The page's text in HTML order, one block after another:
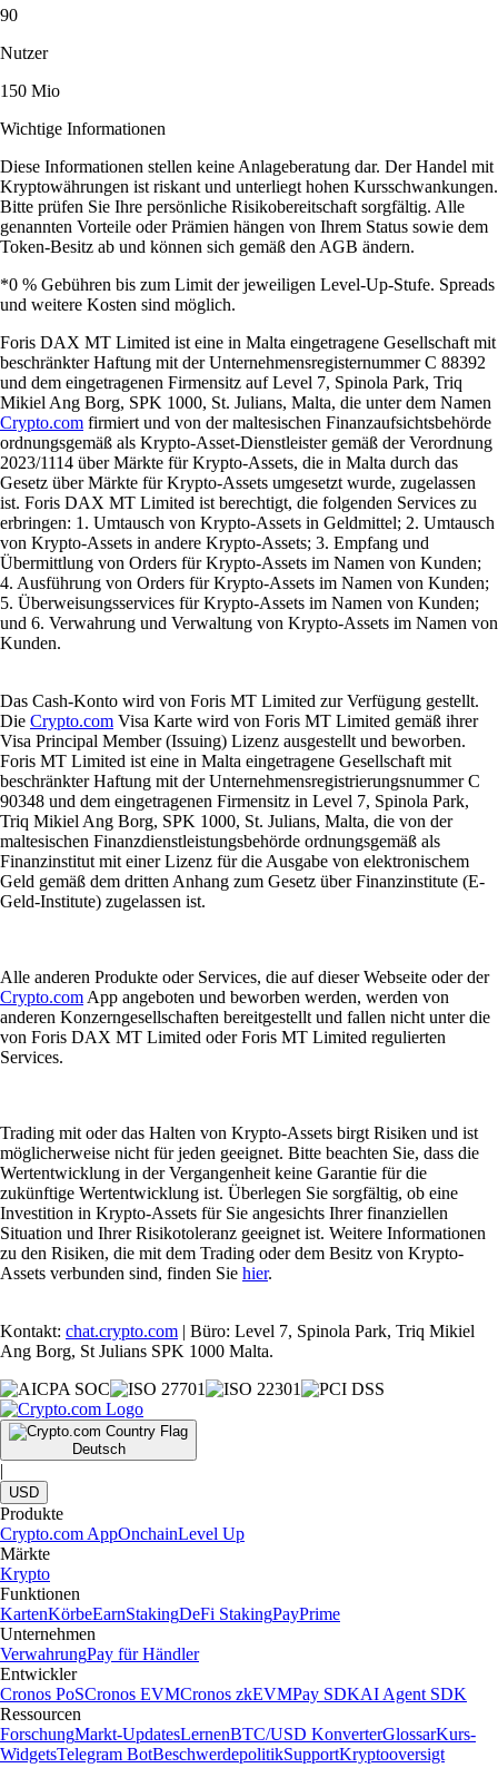
90
Nutzer
150 Mio
Wichtige Informationen
Diese Informationen stellen keine Anlageberatung dar. Der Handel mit
Kryptowährungen ist riskant und unterliegt hohen Kursschwankungen.
Bitte prüfen Sie Ihre persönliche Risikobereitschaft sorgfältig. Alle
genannten Vorteile oder Prämien hängen von Ihrem Status sowie dem
Token-Besitz ab und können sich gemäß den AGB ändern.
*0 % Gebühren bis zum Limit der jeweiligen Level-Up-Stufe. Spreads
und weitere Kosten sind möglich.
Foris DAX MT Limited ist eine in Malta eingetragene Gesellschaft mit
beschränkter Haftung mit der Unternehmensregisternummer C 88392
und dem eingetragenen Firmensitz auf Level 7, Spinola Park, Triq
Mikiel Ang Borg, SPK 1000, St. Julians, Malta, die unter dem Namen
Crypto.com firmiert und von der maltesischen Finanzaufsichtsbehörde
ordnungsgemäß als Krypto-Asset-Dienstleister gemäß der Verordnung
2023/1114 über Märkte für Krypto-Assets, die in Malta durch das
Gesetz über Märkte für Krypto-Assets umgesetzt wurde, zugelassen
ist. Foris DAX MT Limited ist berechtigt, die folgenden Services zu
erbringen: 1. Umtausch von Krypto-Assets in Geldmittel; 2. Umtausch
von Krypto-Assets in andere Krypto-Assets; 3. Empfang und
Übermittlung von Orders für Krypto-Assets im Namen von Kunden;
4. Ausführung von Orders für Krypto-Assets im Namen von Kunden;
5. Überweisungsservices für Krypto-Assets im Namen von Kunden;
und 6. Verwahrung und Verwaltung von Krypto-Assets im Namen von
Kunden.
Das Cash-Konto wird von Foris MT Limited zur Verfügung gestellt.
Die Crypto.com Visa Karte wird von Foris MT Limited gemäß ihrer
Visa Principal Member (Issuing) Lizenz ausgestellt und beworben.
Foris MT Limited ist eine in Malta eingetragene Gesellschaft mit
beschränkter Haftung mit der Unternehmensregistrierungsnummer C
90348 und dem eingetragenen Firmensitz in Level 7, Spinola Park,
Triq Mikiel Ang Borg, SPK 1000, St. Julians, Malta, die von der
maltesischen Finanzdienstleistungsbehörde ordnungsgemäß als
Finanzinstitut mit einer Lizenz für die Ausgabe von elektronischem
Geld gemäß dem dritten Anhang zum Gesetz über Finanzinstitute (E-
Geld-Institute) zugelassen ist.
Alle anderen Produkte oder Services, die auf dieser Webseite oder der
Crypto.com App angeboten und beworben werden, werden von
anderen Konzerngesellschaften bereitgestellt und fallen nicht unter die
von Foris DAX MT Limited oder Foris MT Limited regulierten
Services.
Trading mit oder das Halten von Krypto-Assets birgt Risiken und ist
möglicherweise nicht für jeden geeignet. Bitte beachten Sie, dass die
Wertentwicklung in der Vergangenheit keine Garantie für die
zukünftige Wertentwicklung ist. Überlegen Sie sorgfältig, ob eine
Investition in Krypto-Assets für Sie angesichts Ihrer finanziellen
Situation und Ihrer Risikotoleranz geeignet ist. Weitere Informationen
zu den Risiken, die mit dem Trading oder dem Besitz von Krypto-
Assets verbunden sind, finden Sie hier.
Kontakt: chat.crypto.com | Büro: Level 7, Spinola Park, Triq Mikiel
Ang Borg, St Julians SPK 1000 Malta.
Deutsch
|
USD
Produkte
Crypto.com AppOnchainLevel Up
Märkte
Krypto
Funktionen
KartenKörbeEarnStakingDeFi StakingPayPrime
Unternehmen
VerwahrungPay für Händler
Entwickler
Cronos PoSCronos EVMCronos zkEVMPay SDKAI Agent SDK
Ressourcen
ForschungMarkt-UpdatesLernenBTC/USD KonverterGlossarKurs-
WidgetsTelegram BotBeschwerdepolitikSupportKryptooversigt